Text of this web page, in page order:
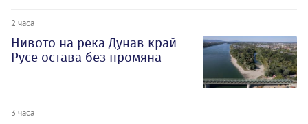
2 часа
Нивото на река Дунав край
Русе остава без промяна
3 часа